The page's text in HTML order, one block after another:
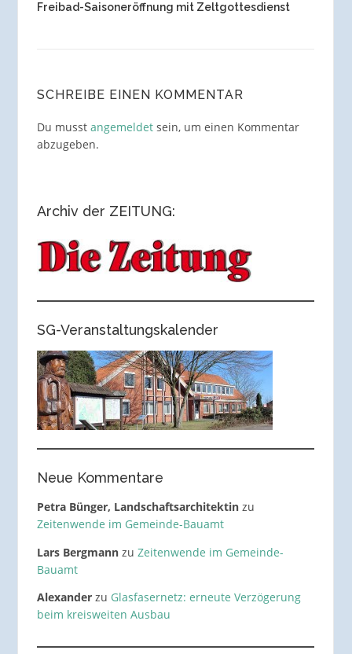
Freibad-Saisoneröffnung mit Zeltgottesdienst
SCHREIBE EINEN KOMMENTAR
Du musst angemeldetsein, um einen Kommentar
abzugeben.
Archiv der ZEITUNG:
SG-Veranstaltungskalender
Neue Kommentare
Petra Bünger, Landschaftsarchitektinzu
Zeitenwende im Gemeinde-Bauamt
Lars Bergmannzu Zeitenwende im Gemeinde-
Bauamt
Alexanderzu Glasfasernetz: erneute Verzögerung
beim kreisweiten Ausbau